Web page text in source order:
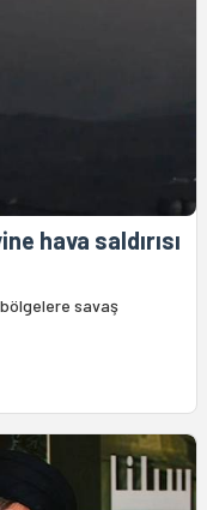
hava saldırısı
bölgelere savaş